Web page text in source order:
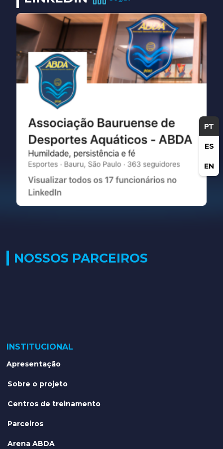
PT
ES
EN
NOSSOS PARCEIROS
INSTITUCIONAL
Apresentação
Sobre o projeto
Centros de treinamento
Parceiros
Arena ABDA